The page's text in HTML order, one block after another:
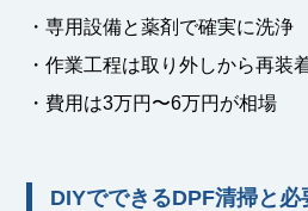
・専用設備と薬剤で確実に洗浄
・作業工程は取り外しから再装
・費用は3万円〜6万円が相場
DIYでできるDPF清掃と必